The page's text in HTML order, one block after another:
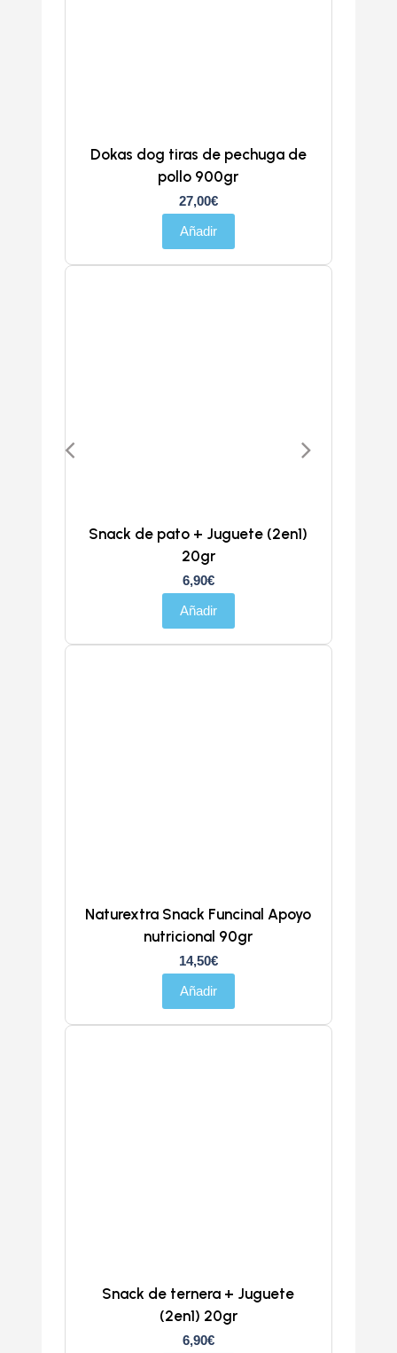
Dokas dog tiras de pechuga de
pollo 900gr
27,00€
Añadir
Snack de pato + Juguete (2en1)
20gr
6,90€
Añadir
Naturextra Snack Funcinal Apoyo
nutricional 90gr
14,50€
Añadir
Snack de ternera + Juguete
(2en1) 20gr
6,90€